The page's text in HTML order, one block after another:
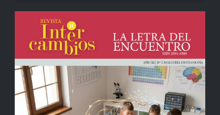
Barra
lateral
del
artículo